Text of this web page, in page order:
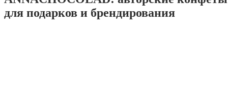
для подарков и брендирования